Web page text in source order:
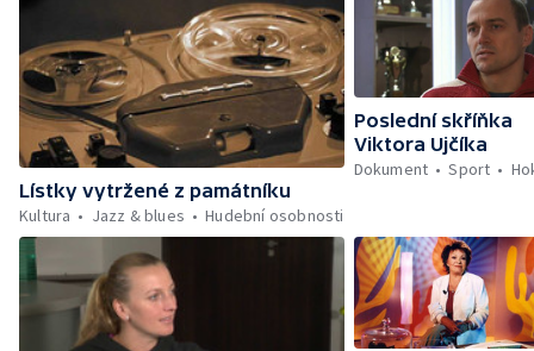
Lístky vytržené z památníku
Kultura
Jazz & blues Hudební osobnosti
Poslední skříňka
Viktora Ujčíka
Dokument
Sport